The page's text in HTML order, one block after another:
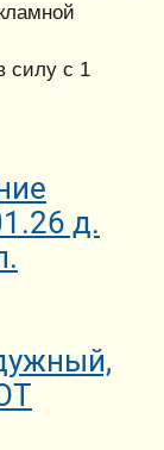
силу с 1
д.